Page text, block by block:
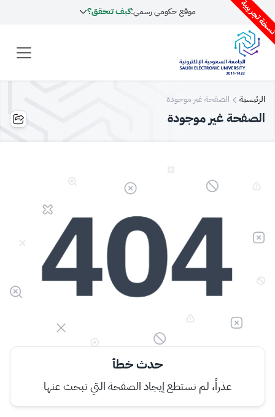
تجريبية موقع حكومي رسمي:كيف تتحقق؟
الرئيسية الصفحة غير موجودة
الصفحة غير موجودة
حدث خطأ
عذراً، لم نستطع إيجاد الصفحة التي تبحث عنها